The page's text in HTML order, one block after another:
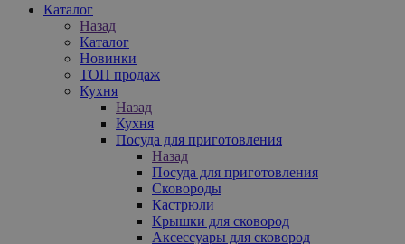
Каталог
Назад
Каталог
Новинки
ТОП продаж
Кухня
Назад
Кухня
Посуда для приготовления
Назад
Посуда для приготовления
Сковороды
Кастрюли
Крышки для сковород
Аксессуары для сковород